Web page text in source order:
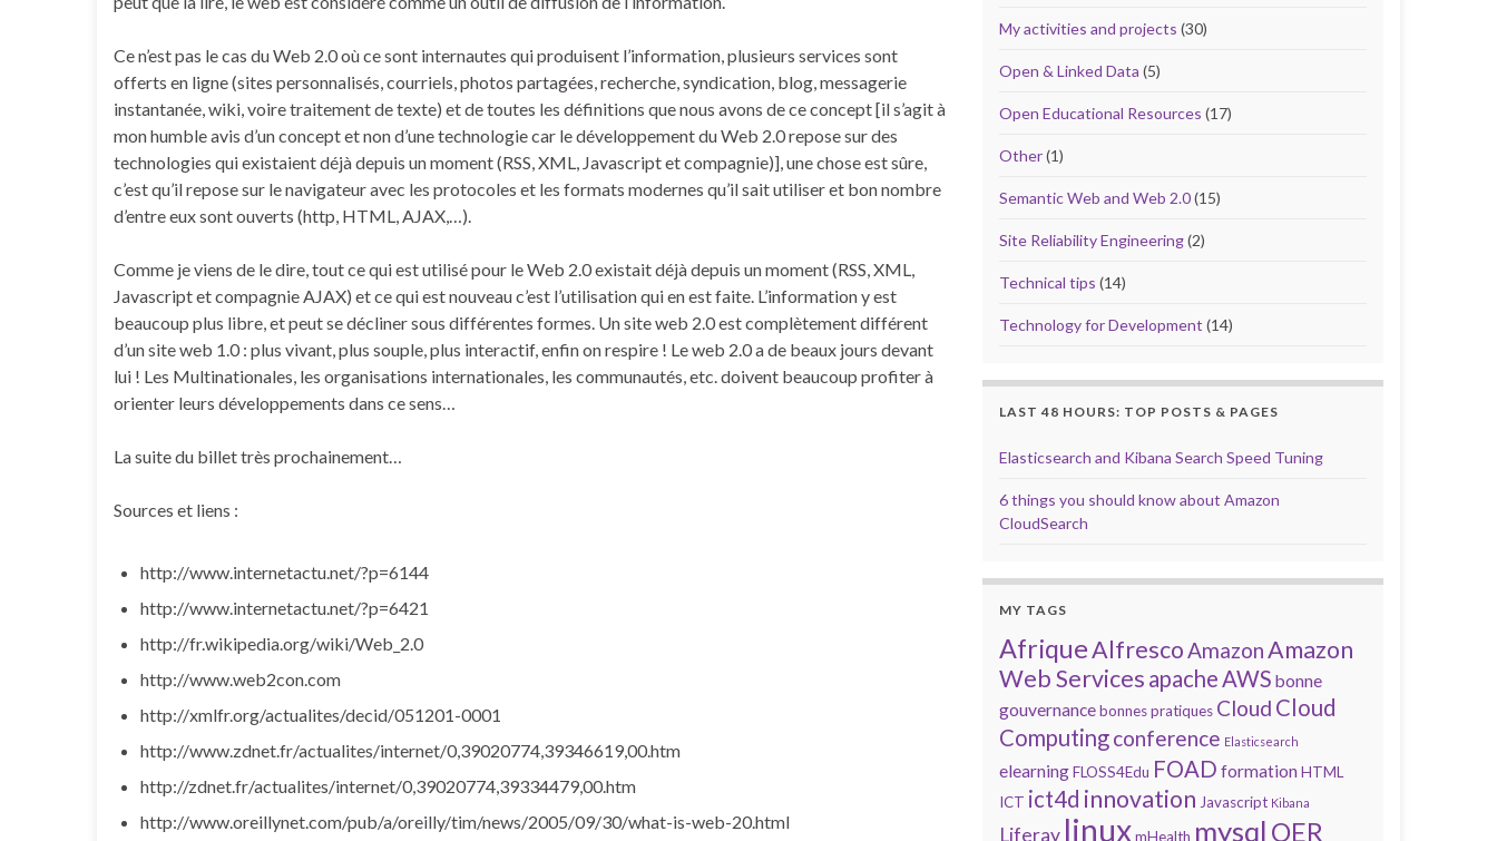
Ce n’est pas le cas du Web 2.0 où ce sont internautes qui produisent l’information, plusieurs services sont
offerts en ligne (sites personnalisés, courriels, photos partagées, recherche, syndication, blog, messagerie
instantanée, wiki, voire traitement de texte) et de toutes les définitions que nous avons de ce concept [il s’agit à
mon humble avis d’un concept et non d’une technologie car le développement du Web 2.0 repose sur des
technologies qui existaient déjà depuis un moment (RSS, XML, Javascript et compagnie)], une chose est sûre,
c’est qu’il repose sur le navigateur avec les protocoles et les formats modernes qu’il sait utiliser et bon nombre
d’entre eux sont ouverts (http, HTML, AJAX,…).
Comme je viens de le dire, tout ce qui est utilisé pour le Web 2.0 existait déjà depuis un moment (RSS, XML,
Javascript et compagnie AJAX) et ce qui est nouveau c’est l’utilisation qui en est faite. L’information y est
beaucoup plus libre, et peut se décliner sous différentes formes. Un site web 2.0 est complètement différent
d’un site web 1.0 : plus vivant, plus souple, plus interactif, enfin on respire ! Le web 2.0 a de beaux jours devant
lui ! Les Multinationales, les organisations internationales, les communautés, etc. doivent beaucoup profiter à
orienter leurs développements dans ce sens…
La suite du billet très prochainement…
Sources et liens :
http://www.internetactu.net/?p=6144
http://www.internetactu.net/?p=6421
http://fr.wikipedia.org/wiki/Web_2.0
http://www.web2con.com
http://xmlfr.org/actualites/decid/051201-0001
http://www.zdnet.fr/actualites/internet/0,39020774,39346619,00.htm
http://zdnet.fr/actualites/internet/0,39020774,39334479,00.htm
http://www.oreillynet.com/pub/a/oreilly/tim/news/2005/09/30/what-is-web-20.html
My activities and projects (30)
Open & Linked Data (5)
Open Educational Resources (17)
Other(1)
Semantic Web and Web 2.0(15)
Site Reliability Engineering(2)
Technical tips (14)
Technology for Development (14)
LAST 48 HOURS: TOP POSTS & PAGES
Elasticsearch and Kibana Search Speed Tuning
6 things you should know about Amazon
CloudSearch
MY TAGS
AfriqueAlfrescoAmazonAmazon
Web Services apacheAWS bonne
gouvernancebonnes pratiques Cloud Cloud
Computingconference Elasticsearch
elearningFLOSS4Edu FOAD formationHTML
ICT ict4d innovation Javascript Kibana
Liferay linuxmHealth mysql OER